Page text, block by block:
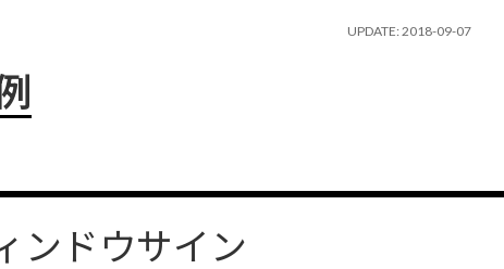
UPDATE: 2018-09-07
ンドウサイン